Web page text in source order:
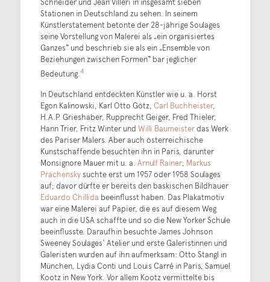
Stationen in Deutschland zu sehen. In seinem
Künstlerstatement betonte der 28-jährige Soulages
seine Vorstellung von Malerei als „ein organisiertes
Ganzes“ und beschrieb sie als ein „Ensemble von
Beziehungen zwischen Formen“ bar jeglicher
Bedeutung.4
In Deutschland entdeckten Künstler wie u. a. Horst
Egon Kalinowski, Karl Otto Götz, Carl Buchheister,
H.A.P. Grieshaber, Rupprecht Geiger, Fred Thieler,
Hann Trier, Fritz Winter und Willi Baumeisterdas Werk
des Pariser Malers. Aber auch österreichische
Kunstschaffende besuchten ihn in Paris, darunter
Monsignore Mauer mit u. a. Arnulf Rainer; Markus
Prachenskysuchte erst um 1957 oder 1958 Soulages
auf; davor dürfte er bereits den baskischen Bildhauer
Eduardo Chillida beeinflusst haben. Das Plakatmotiv
war eine Malerei auf Papier, die es auf diesem Weg
auch in die USA schaffte und so die New Yorker Schule
beeinflusste. Daraufhin besuchte James Johnson
Sweeney Soulages‘ Atelier und erste Galeristinnen und
Galeristen wurden auf ihn aufmerksam: Otto Stangl in
München, Lydia Conti und Louis Carré in Paris, Samuel
Kootz in New York. Vor allem Kootz vermittelte bis